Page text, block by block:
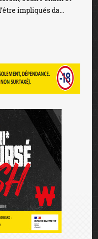
impliqués da...